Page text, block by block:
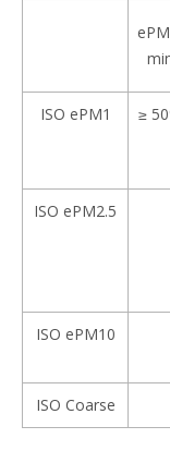
ISO ePM1 ≥
ISO ePM2.5
ISO ePM10
ISO Coarse